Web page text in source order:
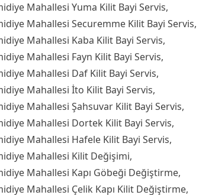
Mahallesi Yuma Kilit Bayi Servis,
Mahallesi Securemme Kilit Bayi Servis,
Mahallesi Kaba Kilit Bayi Servis,
Mahallesi Fayn Kilit Bayi Servis,
Mahallesi Daf Kilit Bayi Servis,
Mahallesi İto Kilit Bayi Servis,
Mahallesi Şahsuvar Kilit Bayi Servis,
Mahallesi Dortek Kilit Bayi Servis,
Mahallesi Hafele Kilit Bayi Servis,
Mahallesi Kilit Değişimi,
Mahallesi Kapı Göbeği Değiştirme,
Mahallesi Çelik Kapı Kilit Değiştirme,